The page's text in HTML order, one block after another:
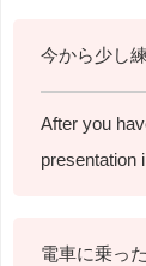
今から少し
After you
presentation
電車に乗った